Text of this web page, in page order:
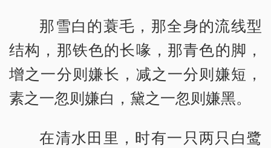
那雪白的蓑毛，那全身的流线型
结构，那铁色的长喙，那青色的脚，
增之一分则嫌长，减之一分则嫌短，
素之一忽则嫌白，黛之一忽则嫌黑。
在清水田里，时有一只两只白鹭